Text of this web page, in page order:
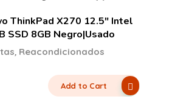
ThinkPad X270 12.5″ Intel
SSD 8GB Negro|Usado
Reacondicionados
Add to Cart